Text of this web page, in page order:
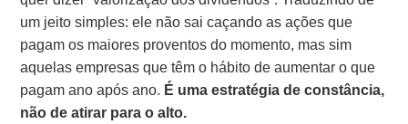
um jeito simples: ele não sai caçando as ações que
pagam os maiores proventos do momento, mas sim
aquelas empresas que têm o hábito de aumentar o que
pagam ano após ano. É uma estratégia de constância,
não de atirar para o alto.